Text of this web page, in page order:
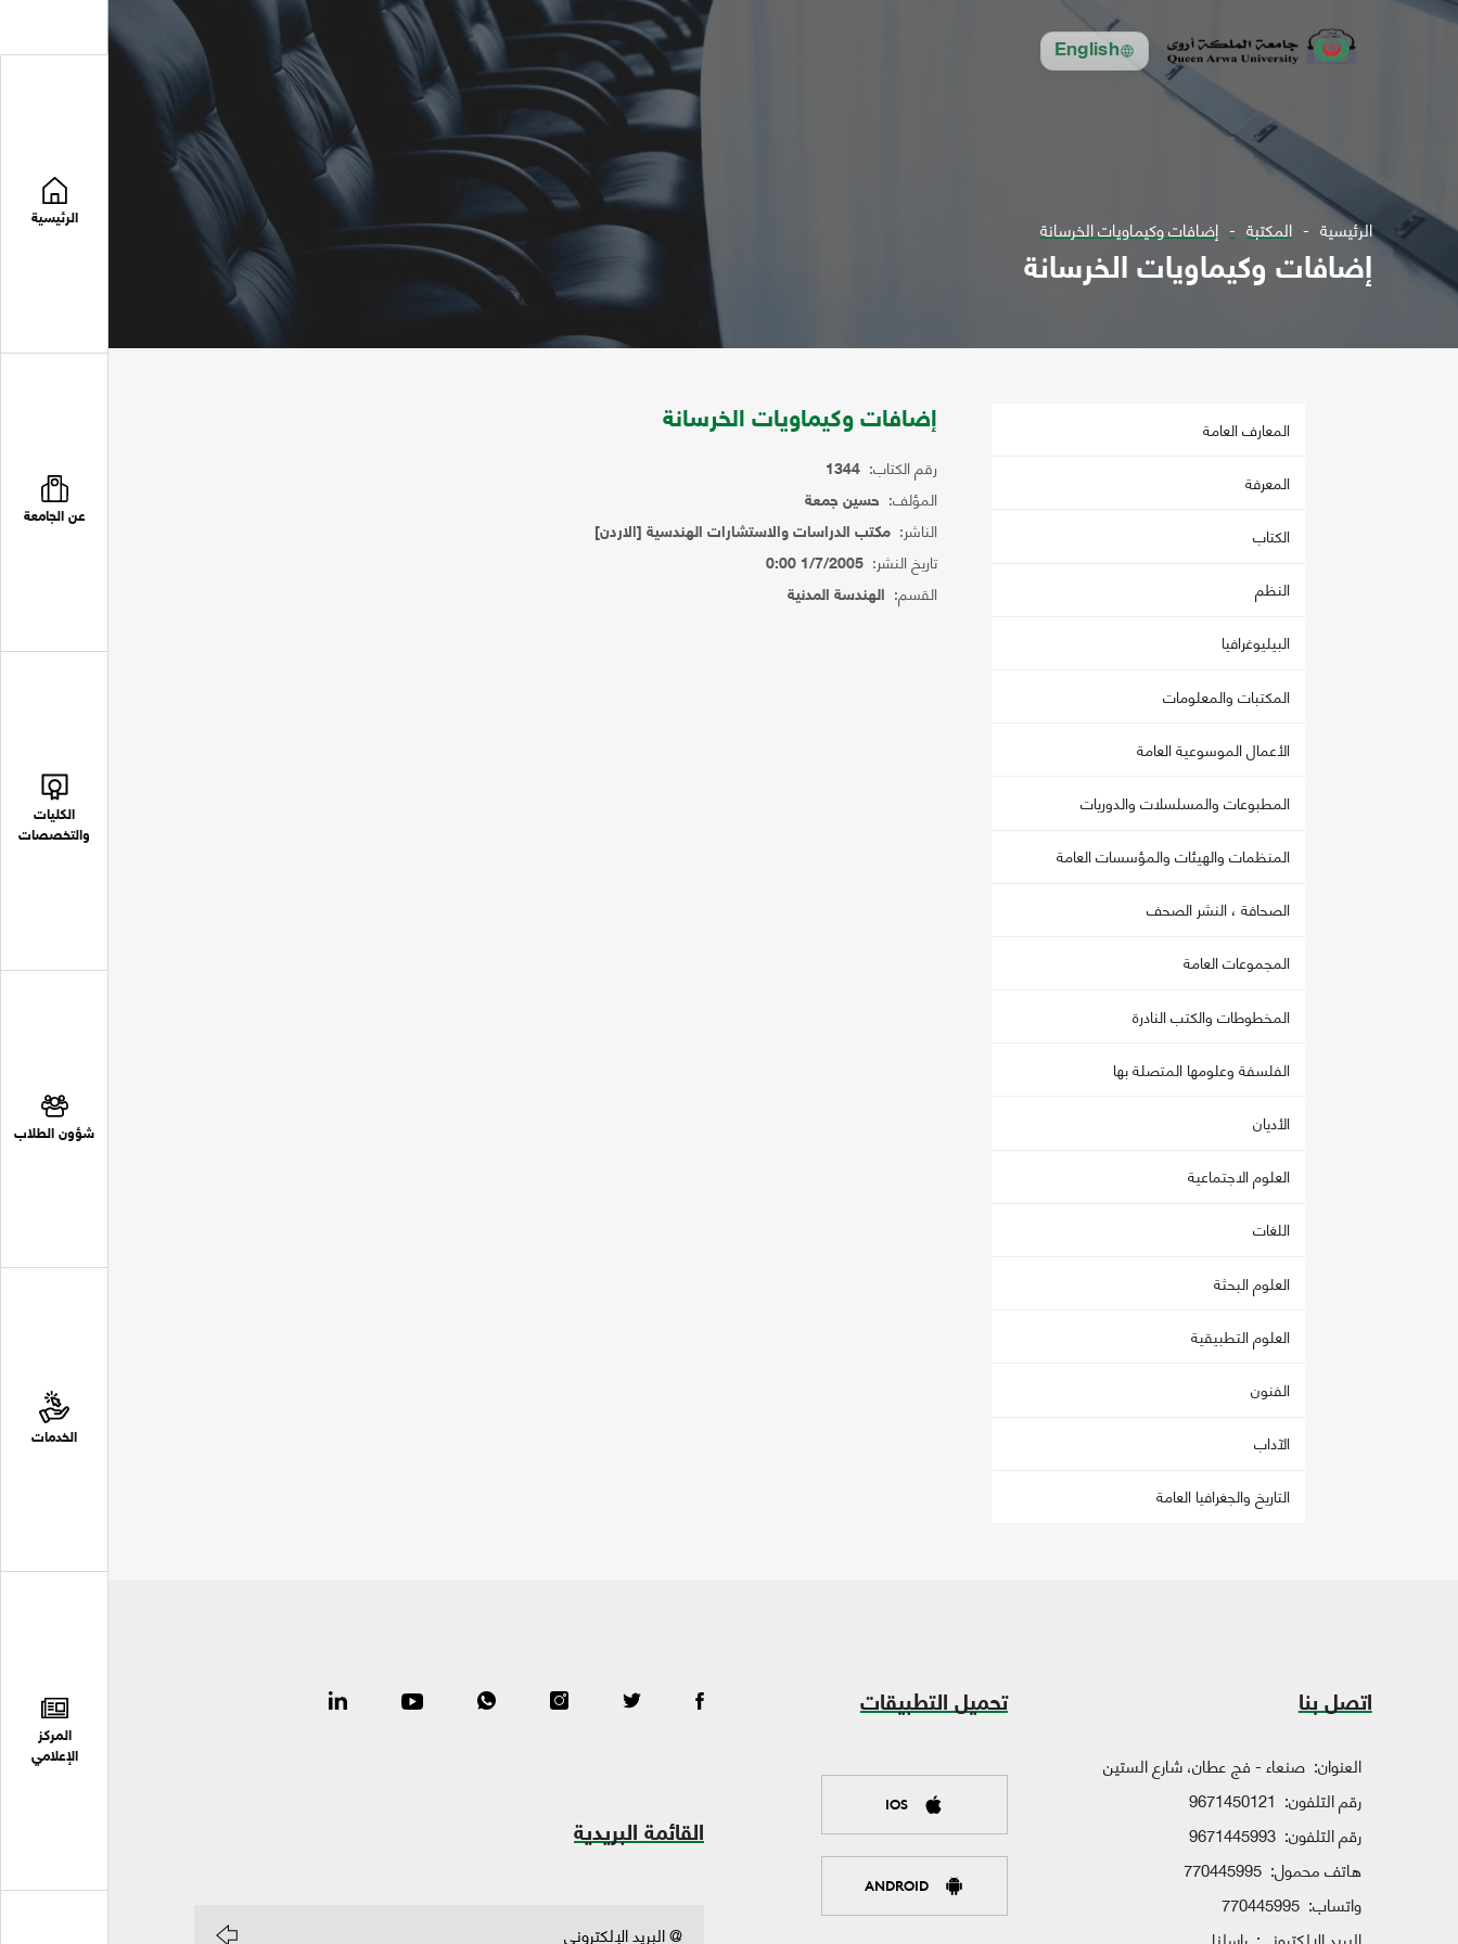
English
الرئيسية
عن الجامعة
الكليات
والتخصصات
شؤون الطلاب
الخدمات
المركز
الإعلامي
الرئيسية المكتبة إضافات وكيماويات الخرسانة
إضافات وكيماويات الخرسانة
المعارف العامة
المعرفة
الكتاب
النظم
البيليوغرافيا
المكتبات والمعلومات
الأعمال الموسوعية العامة
المطبوعات والمسلسلات والدوريات
المنظمات والهيئات والمؤسسات العامة
الصحافة ، النشر الصحف
المجموعات العامة
المخطوطات والكتب النادرة
الفلسفة وعلومها المتصلة بها
الأديان
العلوم الاجتماعية
اللغات
العلوم البحثة
العلوم التطبيقية
الفنون
الآداب
التاريخ والجغرافيا العامة
إضافات وكيماويات الخرسانة
رقم الكتاب: 1344
المؤلف: حسين جمعة
الناشر: مكتب الدراسات والاستشارات الهندسية [الاردن]
تاريخ النشر: 1/7/2005 0:00
القسم: الهندسة المدنية
اتصل بنا
العنوان: صنعاء - فج عطان، شارع الستين
رقم التلفون: 9671450121
رقم التلفون: 9671445993
هاتف محمول: 770445995
واتساب: 770445995
تحميل التطبيقات
IOS
ANDROID
القائمة البريدية